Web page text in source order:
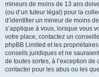
mineurs de moins de 13 ans
(ou d’un tuteur légal) pour la
d’identifier un mineur de moins
s’applique à vous, lorsque vous
votre place, contactez un
phpBB Limited et les
conseils juridiques et ne
de toutes sortes, à l’exception
contacter pour les abus ou les